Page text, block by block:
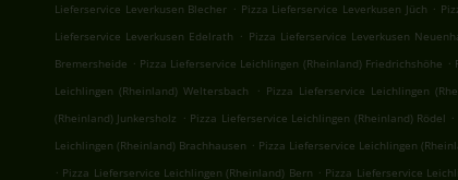
Lieferservice Leverkusen Blecher . Pizza Lieferservice Leverkusen Jüch .
Lieferservice Leverkusen Edelrath . Pizza Lieferservice Leverkusen
Bremersheide . Pizza Lieferservice Leichlingen (Rheinland) Friedrichshöhe .
Leichlingen (Rheinland) Weltersbach
. Pizza Lieferservice Leichlingen
(Rheinland) Junkersholz . Pizza Lieferservice Leichlingen (Rheinland) Rödel .
Leichlingen (Rheinland) Brachhausen . Pizza Lieferservice Leichlingen
. Pizza Lieferservice Leichlingen (Rheinland) Bern . Pizza Lieferservice